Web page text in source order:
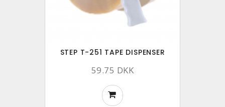
STEP T-251 TAPE DISPENSER
59.75 DKK